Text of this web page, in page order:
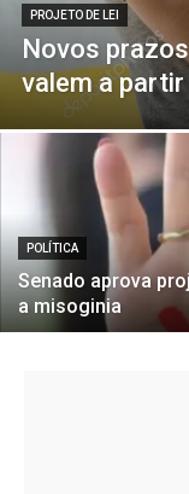
PROJETO DE LEI
Novos
valem a
POLÍTICA
Senado aprova
a misoginia